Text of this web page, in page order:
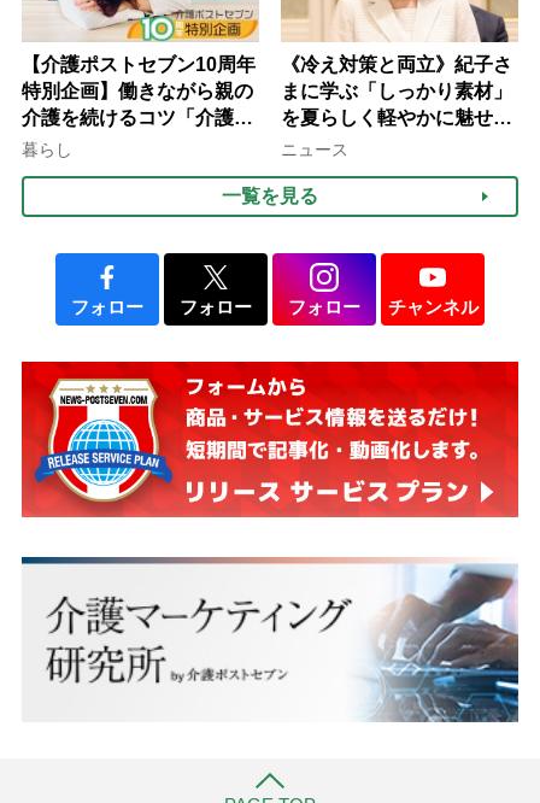
【介護ポストセブン10周年
特別企画】働きながら親の
介護を続けるコツ「介護は
10年以上続くことも…3つ
みよう」【社会福祉士解
説】
暮らし
《冷え対策と両立》紀子さ
まに学ぶ「しっかり素材」
を夏らしく軽やかに魅せる
3つの着こなし法則
ニュース
一覧を見る
フォロー フォロー フォロー チャンネル